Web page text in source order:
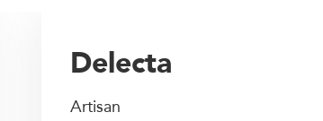
Delecta
Artisan